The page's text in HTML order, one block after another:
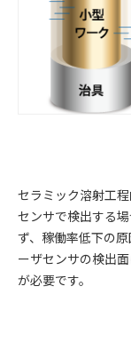
セラミック溶射工
センサで検出する
ず、稼働率低下の
ーザセンサの検出
が必要です。